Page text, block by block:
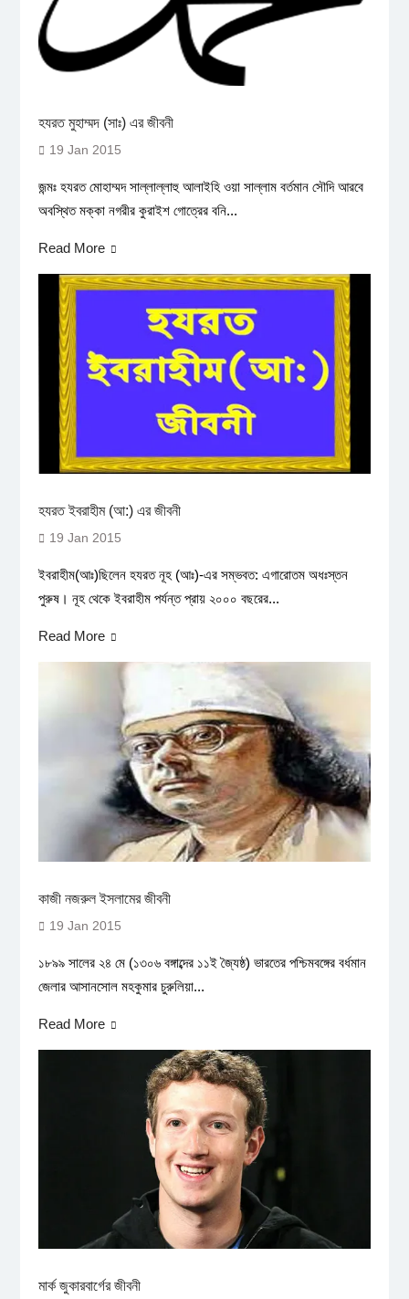
হযরত মুহাম্মদ (সাঃ) এর জীবনী
19 Jan 2015
জন্মঃ হযরত মোহাম্মদ সাল্লাল্লাহু আলাইহি ওয়া সাল্লাম বর্তমান সৌদি আরবে
অবস্থিত মক্কা নগরীর কুরাইশ গোত্রের বনি...
Read More
হযরত ইবরাহীম (আ:) এর জীবনী
19 Jan 2015
ইবরাহীম(আঃ)ছিলেন হযরত নূহ (আঃ)-এর সম্ভবত: এগারোতম অধঃস্তন
পুরুষ। নূহ থেকে ইবরাহীম পর্যন্ত প্রায় ২০০০ বছরের...
Read More
কাজী নজরুল ইসলামের জীবনী
19 Jan 2015
১৮৯৯ সালের ২৪ মে (১৩০৬ বঙ্গাব্দের ১১ই জ্যৈষ্ঠ) ভারতের পশ্চিমবঙ্গের বর্ধমান
জেলার আসানসোল মহকুমার চুরুলিয়া...
Read More
মার্ক জুকারবার্গের জীবনী